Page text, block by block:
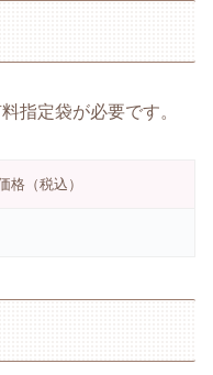
指定袋が必要です。
格（税込）